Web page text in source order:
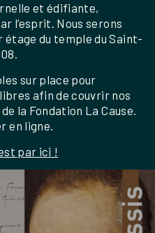
et édifiante,
l’esprit. Nous serons
du temple du Saint-
sur place pour
afin de couvrir nos
la Fondation La Cause.
en ligne.
par ici !